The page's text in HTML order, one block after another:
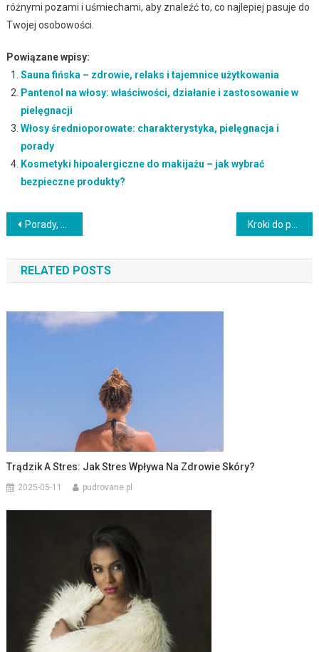
różnymi pozami i uśmiechami, aby znaleźć to, co najlepiej pasuje do
Twojej osobowości.
Powiązane wpisy:
Sauna fińska – zdrowie, relaks i tajemnice użytkowania
Pantenol na włosy: właściwości, działanie i zastosowanie w
pielęgnacji
Włosy średnioporowate: charakterystyka, pielęgnacja i
porady
Kosmetyki hipoalergiczne do makijażu – jak wybrać
bezpieczne produkty?
Nawigacja
wpisu
Porady, aby wybrać najlepszy makijaż na dzień
RELATED POSTS
Trądzik A Stres: Jak Stres Wpływa Na Zdrowie Skóry?
2025-05-11 pudrovane.pl